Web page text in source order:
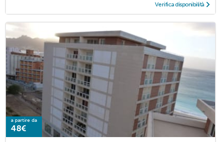
Verifica disponibilità
a partire da
48€